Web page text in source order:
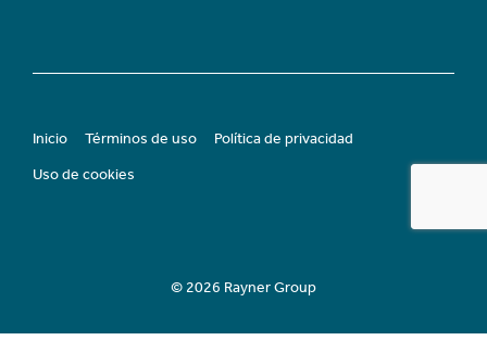
Inicio Términos de uso
Política de privacidad
Uso de cookies
© 2026 Rayner Group